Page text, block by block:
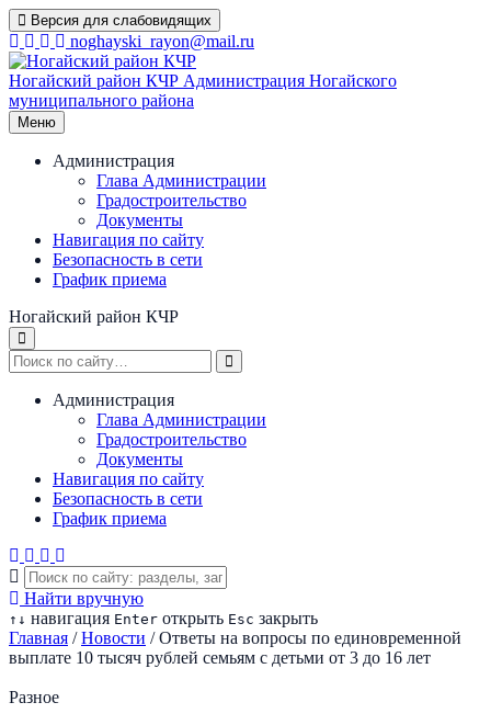
Перейти
к
содержимому
Версия для слабовидящих
noghayski_rayon@mail.ru
Ногайский район КЧР Администрация Ногайского
муниципального района
Меню
Администрация
Глава Администрации
Градостроительство
Документы
Навигация по сайту
Безопасность в сети
График приема
Ногайский район КЧР
Администрация
Глава Администрации
Градостроительство
Документы
Навигация по сайту
Безопасность в сети
График приема
Найти вручную
↑ ↓ навигация Enter открыть Esc закрыть
Главная / Новости / Ответы на вопросы по единовременной
выплате 10 тысяч рублей семьям с детьми от 3 до 16 лет
Разное